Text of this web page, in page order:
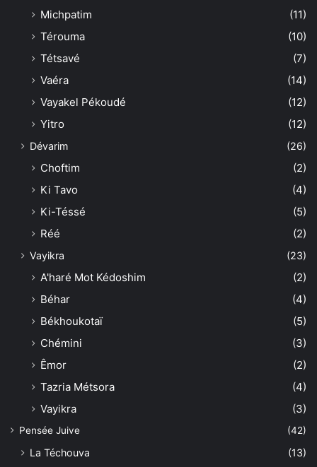
Michpatim
(11)
Térouma
(10)
Tétsavé
(7)
Vaéra
(14)
Vayakel Pékoudé
(12)
Yitro
(12)
Dévarim (26)
Choftim
(2)
Ki Tavo
(4)
Ki-Téssé
(5)
Réé
(2)
Vayikra (23)
A'haré Mot Kédoshim
(2)
Béhar
(4)
Békhoukotaï
(5)
Chémini
(3)
Êmor
(2)
Tazria Métsora
(4)
Vayikra
(3)
Pensée Juive (42)
La Téchouva
(13)